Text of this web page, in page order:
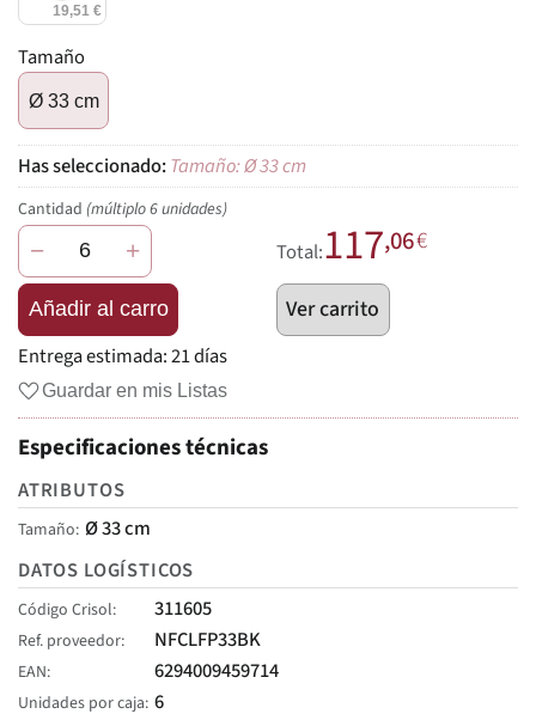
19,51 €
Tamaño
Ø 33 cm
Tamaño: Ø 33 cm
Cantidad (múltiplo 6 unidades)
− +
Añadir al carro
Total:117,06€
Ver carrito
Entrega estimada:21 días
Guardar en mis Listas
Especificaciones técnicas
ATRIBUTOS
Tamaño Ø 33 cm
DATOS LOGÍSTICOS
Código Crisol 311605
Ref. proveedor NFCLFP33BK
EAN 6294009459714
Unidades por caja 6